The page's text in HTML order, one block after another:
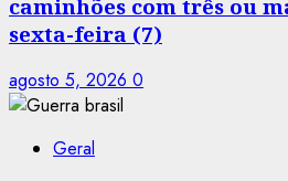
caminhões com três ou
sexta-feira (7)
agosto 5, 2026 0
Geral